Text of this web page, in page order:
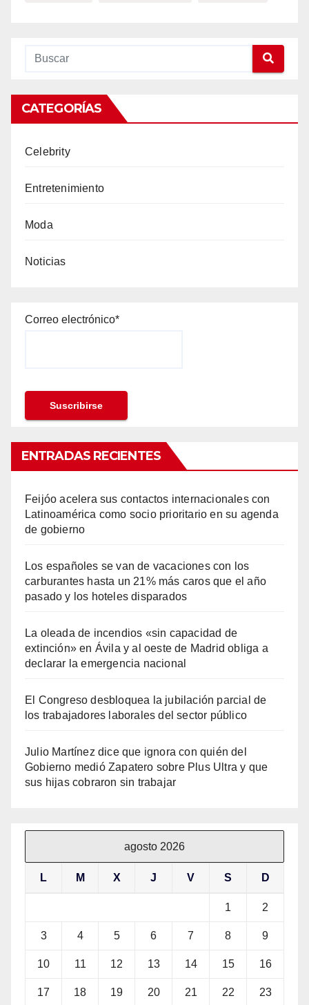
CATEGORÍAS
Celebrity
Entretenimiento
Moda
Noticias
Correo electrónico*
ENTRADAS RECIENTES
Feijóo acelera sus contactos internacionales con
Latinoamérica como socio prioritario en su agenda
de gobierno
Los españoles se van de vacaciones con los
carburantes hasta un 21% más caros que el año
pasado y los hoteles disparados
La oleada de incendios «sin capacidad de
extinción» en Ávila y al oeste de Madrid obliga a
declarar la emergencia nacional
El Congreso desbloquea la jubilación parcial de
los trabajadores laborales del sector público
Julio Martínez dice que ignora con quién del
Gobierno medió Zapatero sobre Plus Ultra y que
sus hijas cobraron sin trabajar
agosto 2026
L M X J V S D
1 2
3 4 5 6 7 8 9
10 11 12 13 14 15 16
17 18 19 20 21 22 23